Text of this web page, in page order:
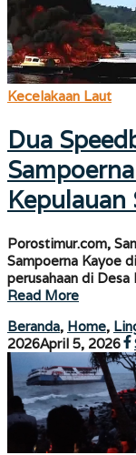
Kecelakaan Laut
Dua
Kepulauan
Porostimur.com,
Sampoerna Kayoe
perusahaan di
Read More
Beranda, Home,
2026April 5, 2026